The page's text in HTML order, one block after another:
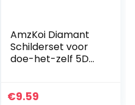
AmzKoi Diamant
Schilderset voor
doe-het-zelf 5D
nummer, diamant,
€9.59